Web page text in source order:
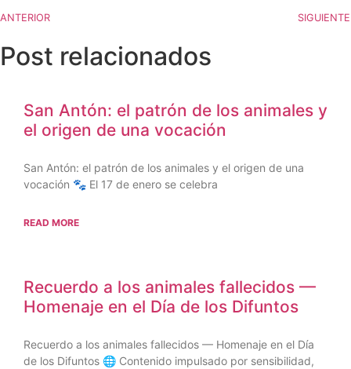
ANTERIOR SIGUIENTE
Post relacionados
San Antón: el patrón de los animales y
el origen de una vocación
San Antón: el patrón de los animales y el origen de una
vocación 🐾 El 17 de enero se celebra
READ MORE
Recuerdo a los animales fallecidos —
Homenaje en el Día de los Difuntos
Recuerdo a los animales fallecidos — Homenaje en el Día
de los Difuntos 🌐 Contenido impulsado por sensibilidad,